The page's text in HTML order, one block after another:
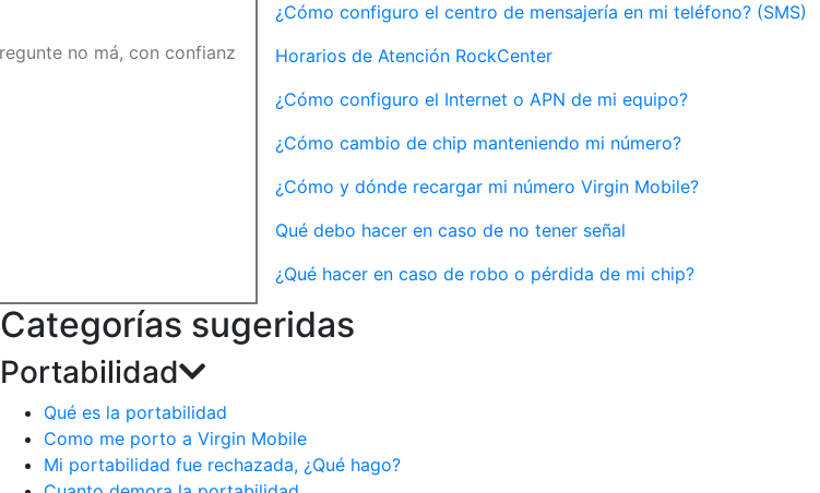
¿Cómo configuro el centro de mensajería en mi teléfono? (SMS)
Horarios de Atención RockCenter
¿Cómo configuro el Internet o APN de mi equipo?
¿Cómo cambio de chip manteniendo mi número?
¿Cómo y dónde recargar mi número Virgin Mobile?
Qué debo hacer en caso de no tener señal
¿Qué hacer en caso de robo o pérdida de mi chip?
Categorías sugeridas
Portabilidad
Qué es la portabilidad
Como me porto a Virgin Mobile
Mi portabilidad fue rechazada, ¿Qué hago?